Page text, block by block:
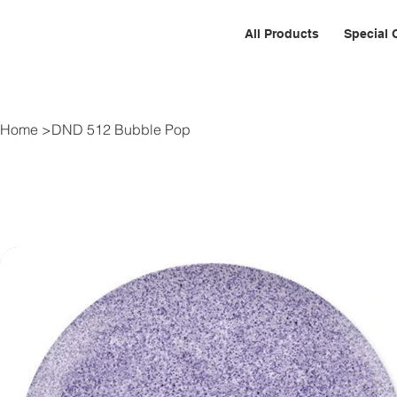
All Products Special
Home >DND 512 Bubble Pop